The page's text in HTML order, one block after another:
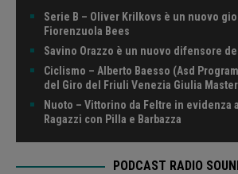
Serie B – Oliver Krilkovs è un nuovo
Fiorenzuola Bees
Savino Orazzo è un nuovo difensore
Ciclismo – Alberto Baesso (Asd
del Giro del Friuli Venezia Giulia Master
Nuoto – Vittorino da Feltre in evidenza
Ragazzi con Pilla e Barbazza
PODCAST RADIO